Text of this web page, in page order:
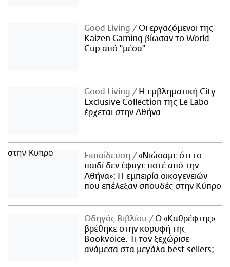
Good Living
Οι εργαζόμενοι της
Kaizen Gaming βίωσαν το World
Cup από "μέσα"
Good Living
Η εμβληματική City
Exclusive Collection της Le Labo
έρχεται στην Αθήνα
Εκπαίδευση
«Νιώσαμε ότι το
παιδί δεν έφυγε ποτέ από την
Αθήνα»: Η εμπειρία οικογενειών
που επέλεξαν σπουδές στην Κύπρο
Οδηγός Βιβλίου
Ο «Καθρέφτης»
βρέθηκε στην κορυφή της
Bookvoice. Τι τον ξεχώρισε
ανάμεσα στα μεγάλα best sellers;